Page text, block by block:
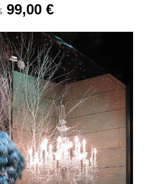
El
original
era:
199,00 €.
99,00 €El
actual
es:
99,00 €.